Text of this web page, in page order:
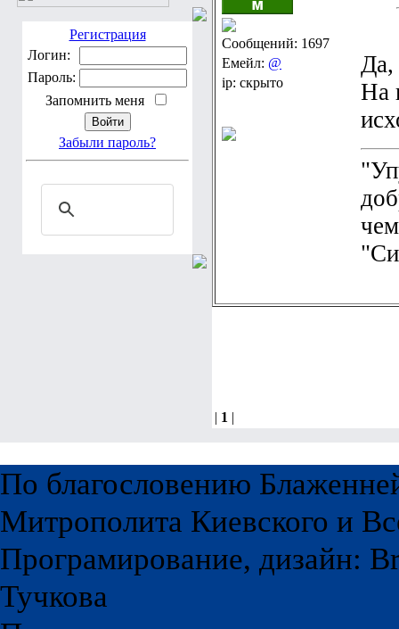
Регистрация
Логин:
Пароль:
Запомнить меня
Забыли пароль?
Сообщений: 1697
Емейл: @
ip: скрыто
Да,
На
| 1 |
По благословению
Митрополита Киевского и
Програмирование, дизайн:
Тучкова